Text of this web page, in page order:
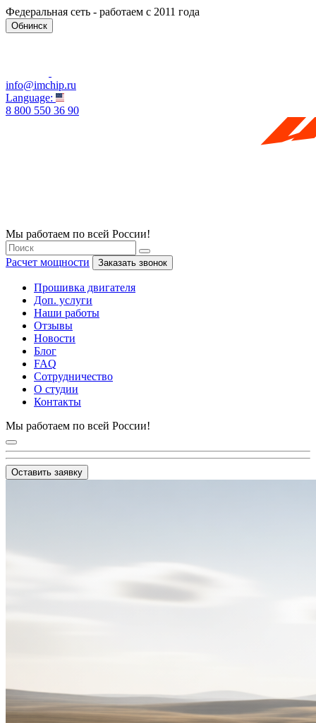
Федеральная сеть - работаем с 2011 года
Обнинск
info@imchip.ru
Language:
8 800 550 36 90
Мы работаем по всей России!
Расчет мощности Заказать звонок
Прошивка двигателя
Доп. услуги
Наши работы
Отзывы
Новости
Блог
FAQ
Сотрудничество
О студии
Контакты
Мы работаем по всей России!
Оставить заявку